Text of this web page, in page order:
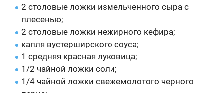
2 столовые ложки измельченного сыра с
плесенью;
2 столовые ложки нежирного кефира;
капля вустерширского соуса;
1 средняя красная луковица;
1/2 чайной ложки соли;
1/4 чайной ложки свежемолотого черного